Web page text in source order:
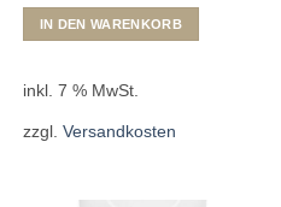
IN DEN WARENKORB
inkl. 7 % MwSt.
zzgl. Versandkosten